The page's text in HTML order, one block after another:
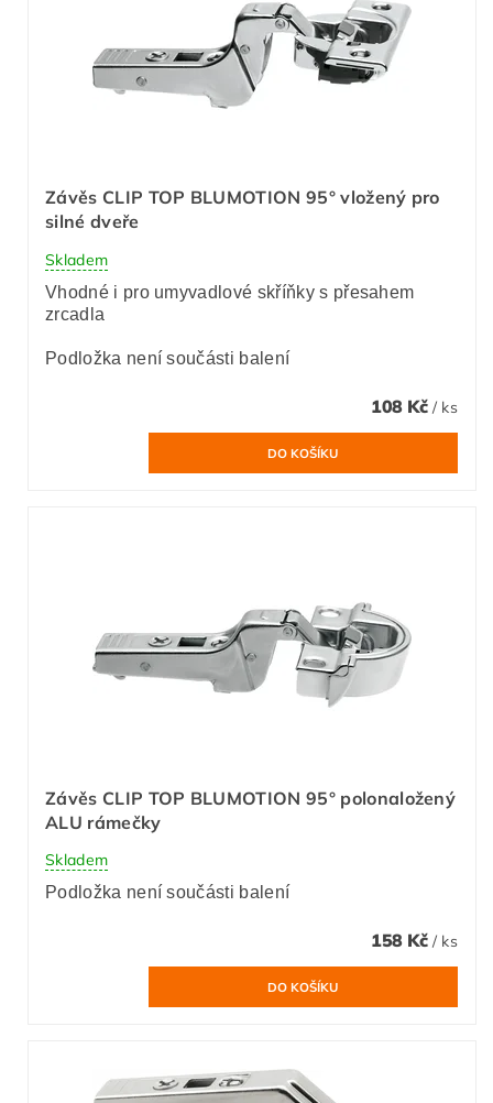
Závěs CLIP TOP BLUMOTION 95° vložený pro
silné dveře
Skladem
Vhodné i pro umyvadlové skříňky s přesahem
zrcadla
Podložka není součásti balení
108 Kč / ks
Závěs CLIP TOP BLUMOTION 95° polonaložený
ALU rámečky
Skladem
Podložka není součásti balení
158 Kč / ks